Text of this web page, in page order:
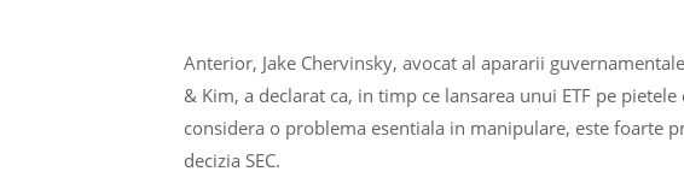
Anterior, Jake Chervinsky, avocat al apararii
& Kim, a declarat ca, in timp ce lansarea unui ETF pe
considera o problema esentiala in manipulare, este foarte
decizia SEC.